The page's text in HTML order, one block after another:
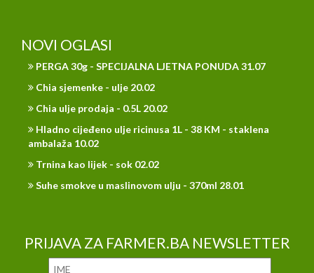
NOVI OGLASI
PERGA 30g - SPECIJALNA LJETNA PONUDA 31.07
Chia sjemenke - ulje 20.02
Chia ulje prodaja - 0.5L 20.02
Hladno cijeđeno ulje ricinusa 1L - 38 KM - staklena
ambalaža 10.02
Trnina kao lijek - sok 02.02
Suhe smokve u maslinovom ulju - 370ml 28.01
PRIJAVA ZA FARMER.BA NEWSLETTER